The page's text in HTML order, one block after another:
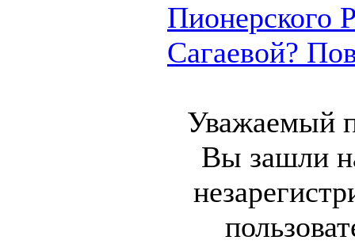
Пионерского
Сагаевой?
Уважаемый
Вы зашли